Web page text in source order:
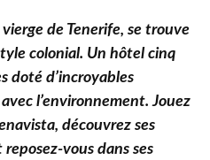
de Tenerife, se trouve
colonial. Un hôtel cinq
doté d’incroyables
l’environnement. Jouez
découvrez ses
vous dans ses